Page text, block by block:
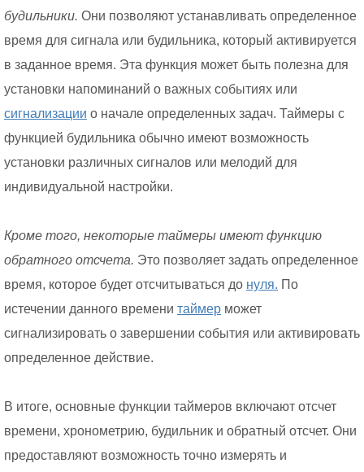
будильники. Они позволяют устанавливать определенное
время для сигнала или будильника, который активируется
в заданное время. Эта функция может быть полезна для
установки напоминаний о важных событиях или
сигнализации о начале определенных задач. Таймеры с
функцией будильника обычно имеют возможность
установки различных сигналов или мелодий для
индивидуальной настройки.
Кроме того, некоторые таймеры имеют функцию
обратного отсчета. Это позволяет задать определенное
время, которое будет отсчитываться до нуля. По
истечении данного времени таймер может
сигнализировать о завершении события или активировать
определенное действие.
В итоге, основные функции таймеров включают отсчет
времени, хронометрию, будильник и обратный отсчет. Они
предоставляют возможность точно измерять и